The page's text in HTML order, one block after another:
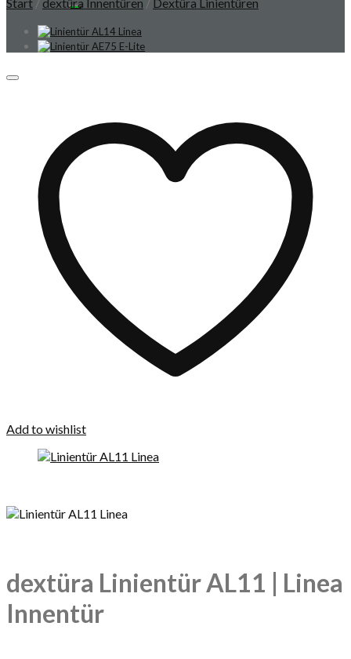
Add to wishlist
dextüra Linientür AL11 | Linea
Innentür